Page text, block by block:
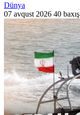
Dünya
07 avqust 2026 40 baxış